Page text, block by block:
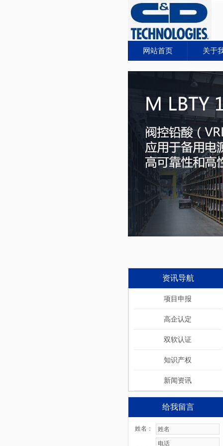
网站首页 关于
资讯导航
项目申报
高企认定
双软认证
知识产权
新闻资讯
给我留言
姓名：